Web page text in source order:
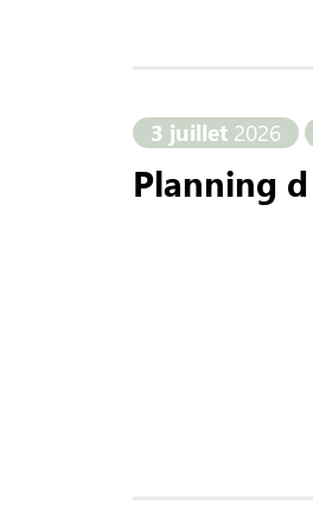
3 juillet 2026
Planning